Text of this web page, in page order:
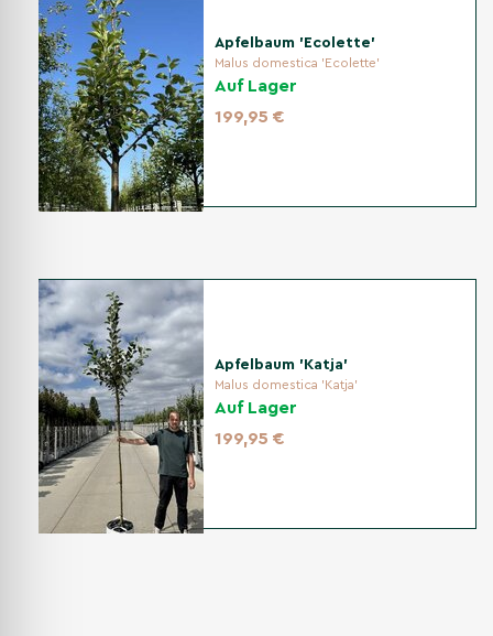
Apfelbaum 'Ecolette'
Malus domestica 'Ecolette'
Auf Lager
199,95 €
Apfelbaum 'Katja'
Malus domestica 'Katja'
Auf Lager
199,95 €